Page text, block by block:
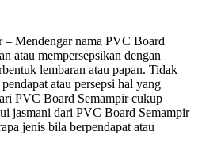
Mendengar nama PVC Board
atau mempersepsikan dengan
lembaran atau papan. Tidak
atau persepsi hal yang
PVC Board Semampir cukup
jasmani dari PVC Board Semampir
jenis bila berpendapat atau